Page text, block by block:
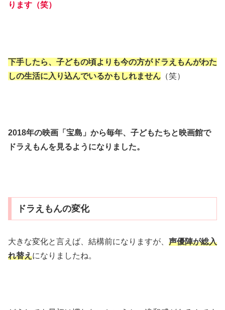
ります（笑）
下手したら、子どもの頃よりも今の方がドラえもんがわた
しの生活に入り込んでいるかもしれません （笑）
2018年の映画「宝島」から毎年、子どもたちと映画館で
ドラえもんを見るようになりました。
ドラえもんの変化
大きな変化と言えば、結構前になりますが、 声優陣が総入
れ替えになりましたね。